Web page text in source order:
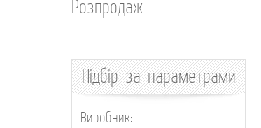
Розпродаж
Підбірза параметрами
Виробник: